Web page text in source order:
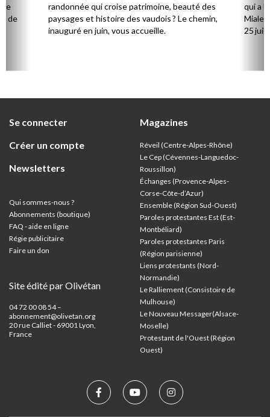
de
randonnée qui croise patrimoine, beauté des
paysages et histoire des vaudois ? Le chemin,
inauguré en juin, vous accueille.
qui a
25
Se connecter
Créer un compte
Newsletters
Qui sommes-nous ?
Abonnements (boutique)
FAQ - aide en ligne
Régie publicitaire
Faire un don
Site édité par Olivétan
04 72 00 08 54 –
abonnement@olivetan.org
20 rue Calliet - 69001 Lyon,
France
Magazines
Réveil (Centre-Alpes-Rhône)
Le Cep (Cévennes-Languedoc-
Roussillon)
Échanges (Provence-Alpes-
Corse-Côte-d’Azur)
Ensemble (Région Sud-Ouest)
Paroles protestantes Est (Est-
Montbéliard)
Paroles protestantes Paris
(Région parisienne)
Liens protestants (Nord-
Normandie)
Le Ralliement (Consistoire de
Mulhouse)
Le Nouveau Messager(Alsace-
Moselle)
Protestant de l'Ouest (Région
Ouest)